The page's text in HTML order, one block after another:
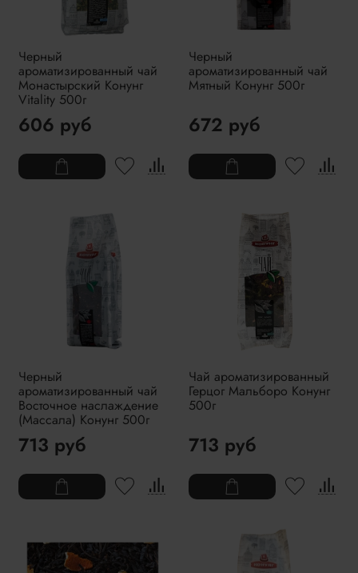
Черный
ароматизированный чай
Монастырский Конунг
Vitality 500г
606 руб
Черный
ароматизированный чай
Мятный Конунг 500г
672 руб
Черный
ароматизированный чай
Восточное наслаждение
(Массала) Конунг 500г
713 руб
Чай ароматизированный
Герцог Мальборо Конунг
500г
713 руб